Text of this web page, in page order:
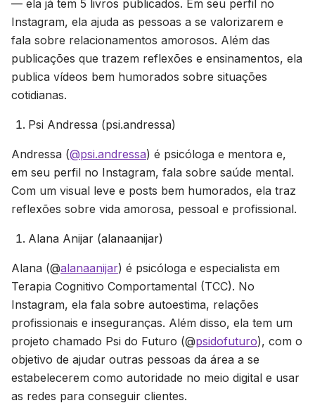
— ela já tem 5 livros publicados. Em seu perfil no
Instagram, ela ajuda as pessoas a se valorizarem e
fala sobre relacionamentos amorosos. Além das
publicações que trazem reflexões e ensinamentos, ela
publica vídeos bem humorados sobre situações
cotidianas.
Psi Andressa (psi.andressa)
Andressa (@psi.andressa) é psicóloga e mentora e,
em seu perfil no Instagram, fala sobre saúde mental.
Com um visual leve e posts bem humorados, ela traz
reflexões sobre vida amorosa, pessoal e profissional.
Alana Anijar (alanaanijar)
Alana (@alanaanijar) é psicóloga e especialista em
Terapia Cognitivo Comportamental (TCC). No
Instagram, ela fala sobre autoestima, relações
profissionais e inseguranças. Além disso, ela tem um
projeto chamado Psi do Futuro (@psidofuturo), com o
objetivo de ajudar outras pessoas da área a se
estabelecerem como autoridade no meio digital e usar
as redes para conseguir clientes.